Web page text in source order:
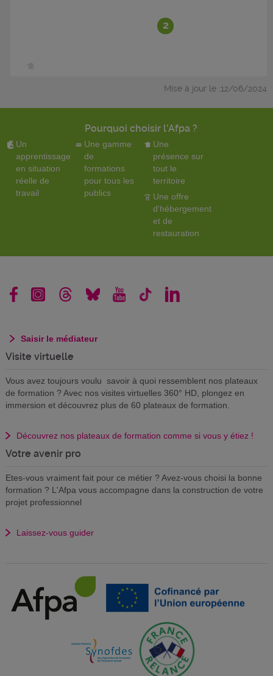
2
Mise à jour le :12/06/2024
Pourquoi choisir l'Afpa ?
Un
apprentissage
en situation
réelle de
travail
Une gamme
de
formations
pour tous les
publics
Une
présence sur
tout le
territoire
Une offre
d'hébergement
et de
restauration
Saisir le médiateur
Visite virtuelle
Vous avez toujours voulu savoir à quoi ressemblent nos plateaux
de formation ? Avec nos visites virtuelles 360° HD, plongez en
immersion et découvrez plus de 60 plateaux de formation.
Découvrez nos plateaux de formation comme si vous y étiez !
Votre avenir pro
Etes-vous vraiment fait pour ce métier ? Avez-vous choisi la bonne
formation ? L'Afpa vous accompagne dans la construction de votre
projet professionnel
Laissez-vous guider